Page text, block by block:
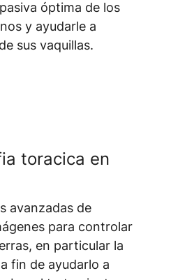
óptima de los
y ayudarle a
sus vaquillas.
toracica en
avanzadas de
para controlar
en particular la
fin de ayudarlo a